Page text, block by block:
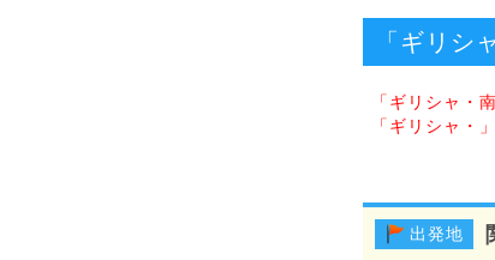
「ギリシ
「ギリシャ・
「ギリシャ・
出発地